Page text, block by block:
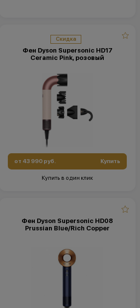
Скидка
Фен Dyson Supersonic HD17
Ceramic Pink, розовый
от 43 990 руб. Купить
Купить в один клик
Фен Dyson Supersonic HD08
Prussian Blue/Rich Copper